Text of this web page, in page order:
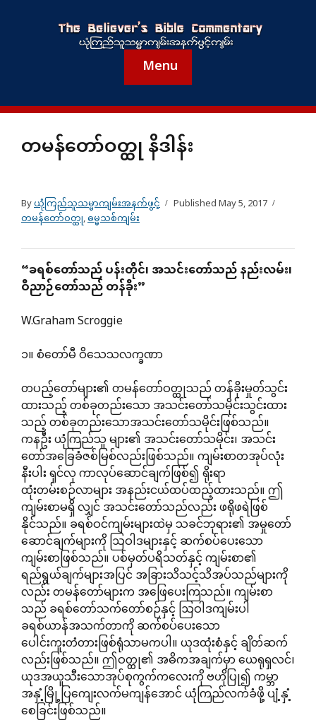
Menu
တမန်တော်ဝတ္ထု နိဒါန်း
Byယုံကြည်သူသမ္မာကျမ်းအနက်ဖွင့် PublishedMay 5, 2017
တမန်တော်ဝတ္ထု,ဓမ္မသစ်ကျမ်း
“ခရစ်တော်သည်ပန်းတိုင်၊အသင်းတော်သည်နည်းလမ်း၊
ဝိညာဉ်တော်သည်တန်ခိုး”
W.Graham Scroggie
၁။ စံတော်မီ ဝိသေသလက္ခဏာ
တပည့်တော်များ၏ တမန်တော်ဝတ္ထုသည် တန်ခိုးမှုတ်သွင်း
ထားသည့် တစ်ခုတည်းသော အသင်းတော်သမိုင်းသွင်းထား
သည့် တစ်ခုတည်းသောအသင်းတော်သမိုင်းဖြစ်သည်။
ကနဦး ယုံကြည်သူ များ၏ အသင်းတော်သမိုင်း၊ အသင်း
တော်အခြေခံဇစ်မြစ်လည်းဖြစ်သည်။ ကျမ်းစာတအုပ်လုံး
နီးပါး ရှင်လု ကာလုပ်ဆောင်ချက်ဖြစ်၍ ရိုးရာ
ထုံးတမ်းစဉ်လာများ အနည်းငယ်ထပ်ထည့်ထားသည်။ ဤ
ကျမ်းစာမရှိ လျှင် အသင်းတော်သည်လည်း ဖရိုဖရဲဖြစ်
နိုင်သည်။ ခရစ်ဝင်ကျမ်းများထဲမှ သခင်ဘုရား၏ အမှုတော်
ဆောင်ချက်များကို ဩဝါဒများနှင့် ဆက်စပ်ပေးသော
ကျမ်းစာဖြစ်သည်။ ပစ်မှတ်ပရိသတ်နှင့် ကျမ်းစာ၏
ရည်ရွယ်ချက်များအပြင် အခြားသိသင့်သိအပ်သည်များကို
လည်း တမန်တော်များက အဖြေပေးကြသည်။ ကျမ်းစာ
သည် ခရစ်တော်သက်တော်စဉ်နှင့် ဩဝါဒကျမ်းပါ
ခရစ်ယာန်အသက်တာကို ဆက်စပ်ပေးသော
ပေါင်းကူးတံတားဖြစ်ရုံသာမကပါ။ ယုဒထုံးစံနှင့် ချိတ်ဆက်
လည်းဖြစ်သည်။ ဤဝတ္ထု၏ အဓိကအချက်မှာ ယေရုရှလင်၊
ယုဒအယူသီးသောအုပ်စုကွက်ကလေးကို ဗဟိုပြု၍ ကမ္ဘာ
အနှံ့မြို့ပြကျေးလက်မကျန်အောင် ယုံကြည်လက်ခံဖို့ ပျံ့နှံ့
စေခြင်းဖြစ်သည်။